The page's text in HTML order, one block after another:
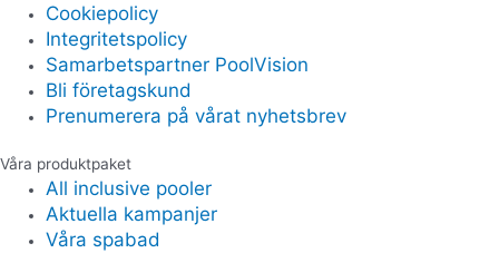
Cookiepolicy
Integritetspolicy
Samarbetspartner PoolVision
Bli företagskund
Prenumerera på vårat nyhetsbrev
Våra produktpaket
All inclusive pooler
Aktuella kampanjer
Våra spabad